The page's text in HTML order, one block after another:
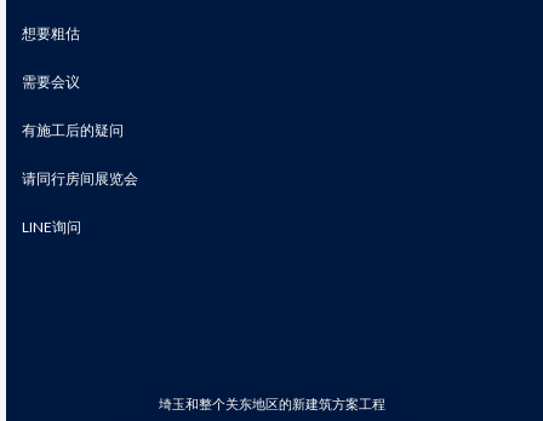
想要粗估
需要会议
有施工后的疑问
请同行房间展览会
LINE询问
埼玉和整个关东地区的新建筑方案工程